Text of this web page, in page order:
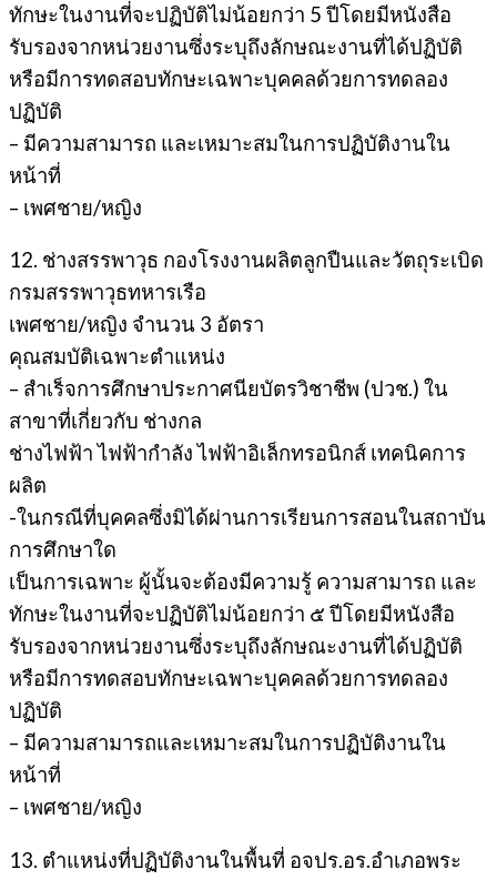
ทักษะในงานที่จะปฏิบัติไม่น้อยกว่า 5 ปีโดยมีหนังสือ
รับรองจากหน่วยงานซึ่งระบุถึงลักษณะงานที่ได้ปฏิบัติ
หรือมีการทดสอบทักษะเฉพาะบุคคลด้วยการทดลอง
ปฏิบัติ
– มีความสามารถ และเหมาะสมในการปฏิบัติงานใน
หน้าที่
– เพศชาย/หญิง
12. ช่างสรรพาวุธ กองโรงงานผลิตลูกปืนและวัตถุระเบิด
กรมสรรพาวุธทหารเรือ
เพศชาย/หญิง จำนวน 3 อัตรา
คุณสมบัติเฉพาะตำแหน่ง
– สำเร็จการศึกษาประกาศนียบัตรวิชาชีพ (ปวช.) ใน
สาขาที่เกี่ยวกับ ช่างกล
ช่างไฟฟ้า ไฟฟ้ากำลัง ไฟฟ้าอิเล็กทรอนิกส์ เทคนิคการ
ผลิต
-ในกรณีที่บุคคลซึ่งมิได้ผ่านการเรียนการสอนในสถาบัน
การศึกษาใด
เป็นการเฉพาะ ผู้นั้นจะต้องมีความรู้ ความสามารถ และ
ทักษะในงานที่จะปฏิบัติไม่น้อยกว่า ๕ ปีโดยมีหนังสือ
รับรองจากหน่วยงานซึ่งระบุถึงลักษณะงานที่ได้ปฏิบัติ
หรือมีการทดสอบทักษะเฉพาะบุคคลด้วยการทดลอง
ปฏิบัติ
– มีความสามารถและเหมาะสมในการปฏิบัติงานใน
หน้าที่
– เพศชาย/หญิง
13. ตำแหน่งที่ปฏิบัติงานในพื้นที่ อจปร.อร.อำเภอพระ